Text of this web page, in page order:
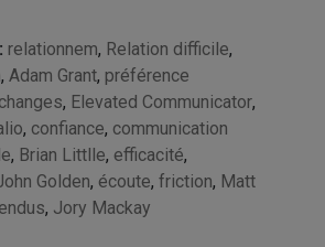
relationnem, Relation difficile,
, Adam Grant, préférence
, Elevated Communicator,
, confiance, communication
, Brian Littlle, efficacité,
Golden, écoute, friction, Matt
, Jory Mackay